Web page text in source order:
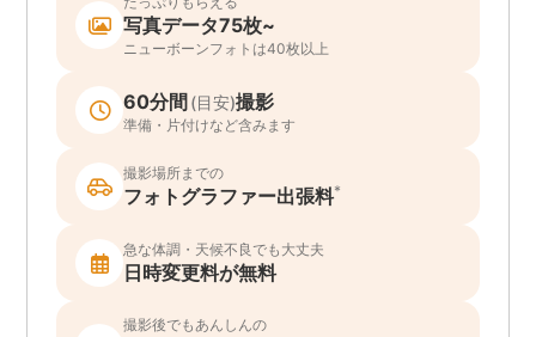
写真データ75枚~
ニューボーンフォトは40枚以上
60分間(目安)撮影
準備・片付けなど含みます
撮影場所までの
フォトグラファー出張料*
急な体調・天候不良でも大丈夫
日時変更料が無料
撮影後でもあんしんの